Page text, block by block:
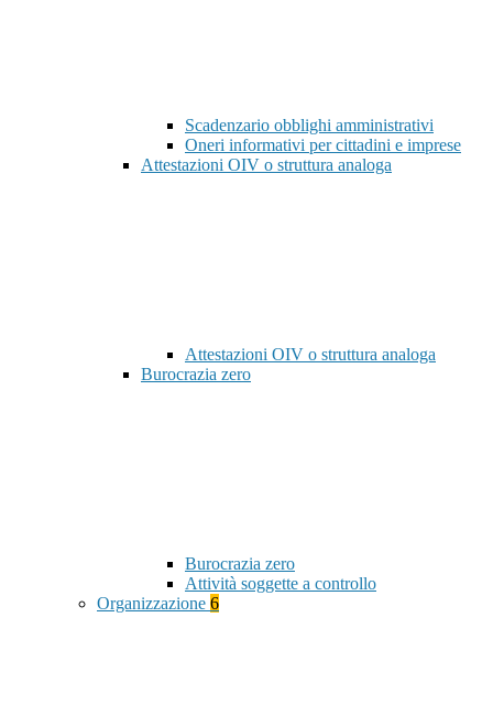
Scadenzario obblighi amministrativi
Oneri informativi per cittadini e imprese
Attestazioni OIV o struttura analoga
Attestazioni OIV o struttura analoga
Burocrazia zero
Burocrazia zero
Attività soggette a controllo
Organizzazione 6